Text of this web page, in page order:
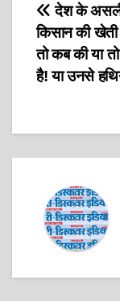
Post
देश के
किसान की
तो कब की या
है! या उनसे